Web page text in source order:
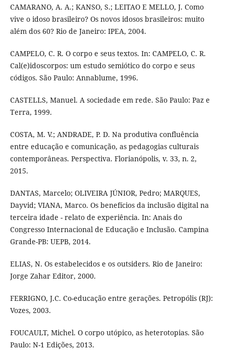
CAMARANO, A. A.; KANSO, S.; LEITAO E MELLO, J. Como
vive o idoso brasileiro? Os novos idosos brasileiros: muito
além dos 60? Rio de Janeiro: IPEA, 2004.
CAMPELO, C. R. O corpo e seus textos. In: CAMPELO, C. R.
Cal(e)idoscorpos: um estudo semiótico do corpo e seus
códigos. São Paulo: Annablume, 1996.
CASTELLS, Manuel. A sociedade em rede. São Paulo: Paz e
Terra, 1999.
COSTA, M. V.; ANDRADE, P. D. Na produtiva confluência
entre educação e comunicação, as pedagogias culturais
contemporâneas. Perspectiva. Florianópolis, v. 33, n. 2,
2015.
DANTAS, Marcelo; OLIVEIRA JÚNIOR, Pedro; MARQUES,
Dayvid; VIANA, Marco. Os benefícios da inclusão digital na
terceira idade - relato de experiência. In: Anais do
Congresso Internacional de Educação e Inclusão. Campina
Grande-PB: UEPB, 2014.
ELIAS, N. Os estabelecidos e os outsiders. Rio de Janeiro:
Jorge Zahar Editor, 2000.
FERRIGNO, J.C. Co-educação entre gerações. Petropólis (RJ):
Vozes, 2003.
FOUCAULT, Michel. O corpo utópico, as heterotopias. São
Paulo: N-1 Edições, 2013.